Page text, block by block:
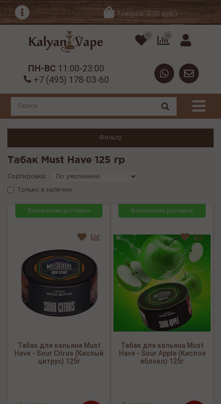
Товаров: 0 (0 руб.)
0 0
ПН-ВС 11:00-23:00
+7 (495) 178-03-60
Фильтр
Табак Must Have 125 гр
Сортировка:
Только в наличии
Бесплатная доставка
Табак для кальяна Must
Have - Sour Citrus (Кислый
цитрус) 125г
Бесплатная доставка
Табак для кальяна Must
Have - Sour Apple (Кислое
яблоко) 125г